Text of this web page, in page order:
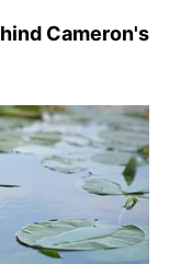
Cameron's